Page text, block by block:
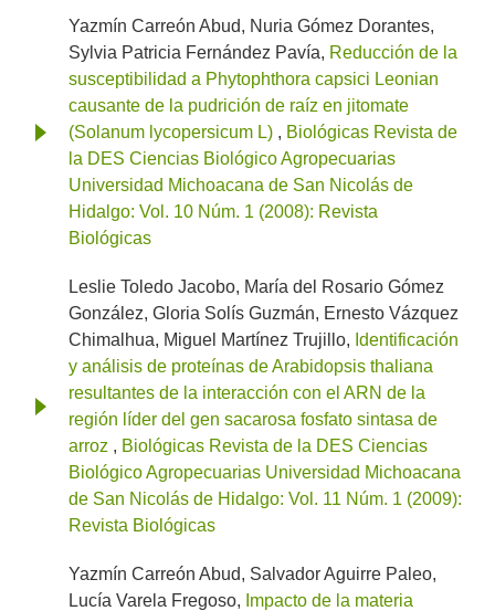
Yazmín Carreón Abud, Nuria Gómez Dorantes,
Sylvia Patricia Fernández Pavía, Reducción de la
susceptibilidad a Phytophthora capsici Leonian
causante de la pudrición de raíz en jitomate
(Solanum lycopersicum L) , Biológicas Revista de
la DES Ciencias Biológico Agropecuarias
Universidad Michoacana de San Nicolás de
Hidalgo: Vol. 10 Núm. 1 (2008): Revista
Biológicas
Leslie Toledo Jacobo, María del Rosario Gómez
González, Gloria Solís Guzmán, Ernesto Vázquez
Chimalhua, Miguel Martínez Trujillo, Identificación
y análisis de proteínas de Arabidopsis thaliana
resultantes de la interacción con el ARN de la
región líder del gen sacarosa fosfato sintasa de
arroz , Biológicas Revista de la DES Ciencias
Biológico Agropecuarias Universidad Michoacana
de San Nicolás de Hidalgo: Vol. 11 Núm. 1 (2009):
Revista Biológicas
Yazmín Carreón Abud, Salvador Aguirre Paleo,
Lucía Varela Fregoso, Impacto de la materia